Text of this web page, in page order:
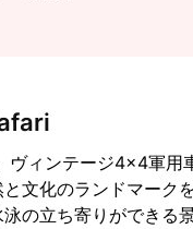
ヴィンテージ4×4軍用
文化のランドマーク
の立ち寄りができる